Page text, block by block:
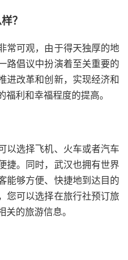
？
常可观，由于得天独厚的地
路倡议中扮演着至关重要的
进改革和创新，实现经济和
利和幸福程度的提高。
以选择飞机、火车或者汽车
捷。同时，武汉也拥有世界
能够方便、快捷地到达目的
您可以选择在旅行社预订旅
关的旅游信息。